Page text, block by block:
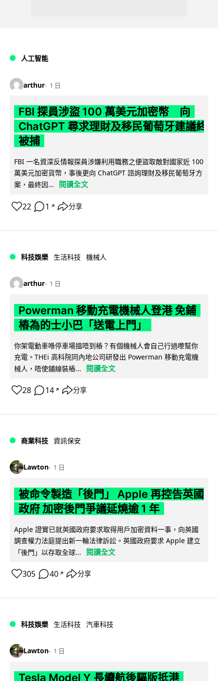
人工智能
arthur 1 日
FBI 探員涉盜 100 萬美元加密幣 向
ChatGPT 尋求理財及移民葡萄牙建議終
被捕
FBI 一名資深反情報探員涉嫌利用職務之便盜取敵對國家近 100
萬美元加密貨幣，事後更向 ChatGPT 諮詢理財及移民葡萄牙方
案，最終因...
閱讀全文
22 1 ↗ 分享
科技娛樂 生活科技 機械人
arthur 1 日
Powerman 移動充電機械人登港 免鋪
樁為的士小巴「送電上門」
你架電動車喺停車場搵唔到樁？有個機械人會自己行過嚟幫你
充電。THEi 高科院同內地公司研發出 Powerman 移動充電機
械人，唔使鋪線裝樁...
閱讀全文
28 14 ↗ 分享
商業科技 資訊保安
Lawton 1 日
被命令製造「後門」 Apple 再控告英國
政府 加密後門爭議延燒逾 1 年
Apple 證實已就英國政府要求取得用戶加密資料一事，向英國
調查權力法庭提出新一輪法律訴訟。英國政府要求 Apple 建立
「後門」以存取全球...
閱讀全文
305 40 ↗ 分享
科技娛樂 生活科技 汽車科技
Lawton 1 日
Tesla Model Y 長續航後驅版抵港